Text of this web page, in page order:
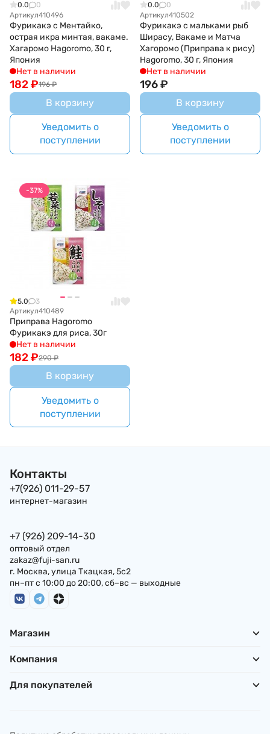
0.0
0
Артикул410496
Фурикакэ с Ментайко,
острая икра минтая, вакаме.
Хагаромо Hagoromo, 30 г,
Япония
Нет в наличии
196 ₽
182₽
В корзину
Уведомить о
поступлении
0.0
0
Артикул410502
Фурикакэ с мальками рыб
Ширасу, Вакаме и Матча
Хагоромо (Приправа к рису)
Hagoromo, 30 г, Япония
Нет в наличии
196₽
В корзину
Уведомить о
поступлении
-37%
5.0
3
Артикул410489
Приправа Hagoromo
Фурикакэ для риса, 30г
Нет в наличии
290 ₽
182₽
В корзину
Уведомить о
поступлении
Контакты
+7(926) 011-29-57
интернет-магазин
+7 (926) 209-14-30
оптовый отдел
zakaz@fuji-san.ru
г. Москва, улица Ткацкая, 5с2
пн–пт с 10:00 до 20:00, сб–вс — выходные
Магазин
Компания
Для покупателей